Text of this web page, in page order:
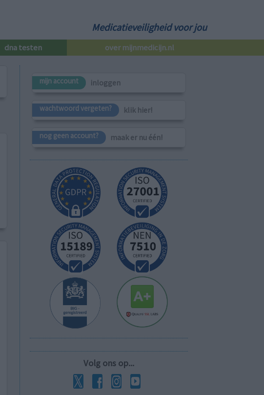
Medicatieveiligheid voor jou
dna testen over mijnmedicijn.nl
mijn account inloggen
wachtwoord vergeten? klik hier!
nog geen account? maak er nu één!
Volg ons op...